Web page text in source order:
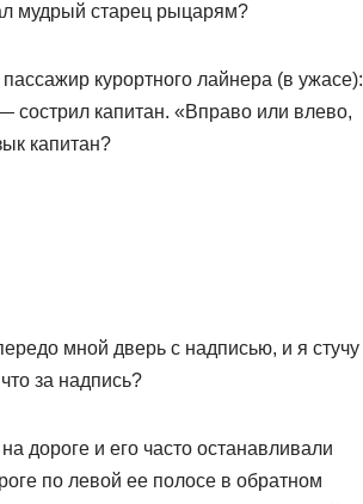
мудрый старец рыцарям?
курортного лайнера (в ужасе):
капитан. «Вправо или влево,
капитан?
мной дверь с надписью, и я стучу
за надпись?
дороге и его часто останавливали
по левой ее полосе в обратном